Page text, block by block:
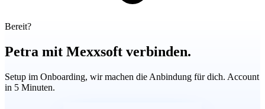
Bereit?
Petra mit Mexxsoft verbinden.
Setup im Onboarding, wir machen die Anbindung für dich. Account
in 5 Minuten.